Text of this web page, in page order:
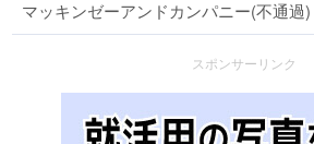
マッキンゼーアンドカンパニー(不通過)
スポンサーリンク